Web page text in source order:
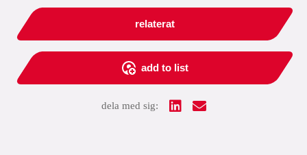
relaterat
add to list
dela med sig: